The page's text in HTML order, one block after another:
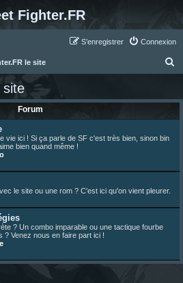
Fighter.FR
Connexion
S’enregistrer
le site
r
site
Forum
vie ici ! Si ça parle de SF c'est très bien, sinon bin
bien quand même !
le site ou une rom ? C'est ici qu'on vient pleurer.
? Un combo imparable ou une tactique fourbe
? Venez nous en faire part ici !